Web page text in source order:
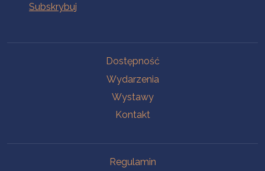
Dostępność
Wydarzenia
Wystawy
Kontakt
Regulamin